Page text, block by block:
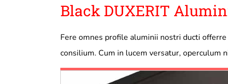
Black DUXERIT
Fere omnes profile aluminii nostri ducti
consilium. Cum in lucem versatur, operculum